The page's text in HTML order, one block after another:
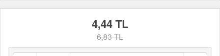
4,44 TL
6,83 TL